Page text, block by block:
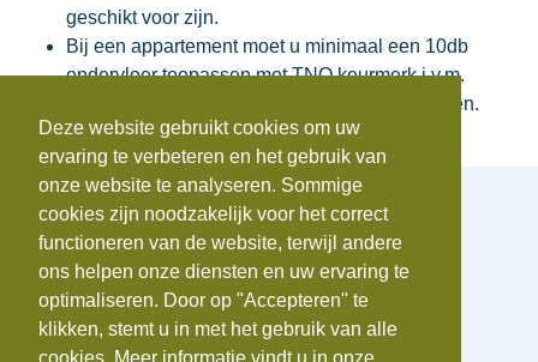
geschikt voor zijn.
Bij een appartement moet u minimaal een 10db
ondervloer toepassen met TNO keurmerk i.v.m.
vermindering contact geluid naar de onderburen.
Telefoonnummer:0172-742655
E-mail:info@beauvastgoed.nl
BTW: NL.8633.39.281.B.01 |KvK:84734876
Deze website gebruikt cookies om uw
ervaring te verbeteren en het gebruik van
onze website te analyseren. Sommige
cookies zijn noodzakelijk voor het correct
functioneren van de website, terwijl andere
ons helpen onze diensten en uw ervaring te
optimaliseren. Door op "Accepteren" te
klikken, stemt u in met het gebruik van alle